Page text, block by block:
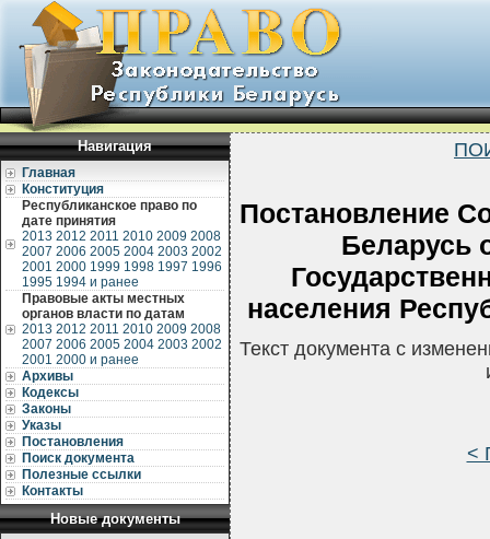
Навигация
Главная
Конституция
Республиканское право по
дате принятия
2013 2012 2011 2010 2009 2008
2007 2006 2005 2004 2003 2002
2001 2000 1999 1998 1997 1996
1995 1994 и ранее
Правовые акты местных
органов власти по датам
2013 2012 2011 2010 2009 2008
2007 2006 2005 2004 2003 2002
2001 2000 и ранее
Архивы
Кодексы
Законы
Указы
Постановления
Поиск документа
Полезные ссылки
Контакты
Новые документы
Постановление
Беларусь
населения
Текст документа с
<